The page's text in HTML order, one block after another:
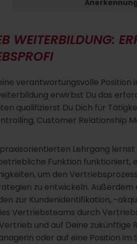
Anerkennung
WEITERBILDUNG:
verantwortungsvolle Position
erwirbst Du das
qualifizierst Du Dich für
Customer Relationship
Lehrgang
Funktion funktioniert,
um den
zu entwickeln.
zur Kundenidentifikation, -
Vertriebsteams durch
und auf Deine zukünftige
oder auf eine Position